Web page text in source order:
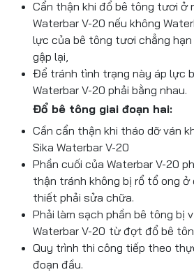
Cẩn thận khi đổ bê tông tươi ở
Waterbar V-20 nếu không
lực của bê tông tươi chẳng
gập lại,
Để tránh tình trạng này áp lực
Waterbar V-20 phải bằng nhau.
Đổ bê tông giai đoạn hai:
Cần cẩn thận khi tháo dỡ ván
Sika Waterbar V-20
Phần cuối của Waterbar V-20
thận tránh không bị rổ tổ ong ở
thiết phải sửa chữa.
Phải làm sạch phần bê tông bị
Waterbar V-20 từ đợt đổ bê
Quy trình thi công tiếp theo
đoạn đầu.